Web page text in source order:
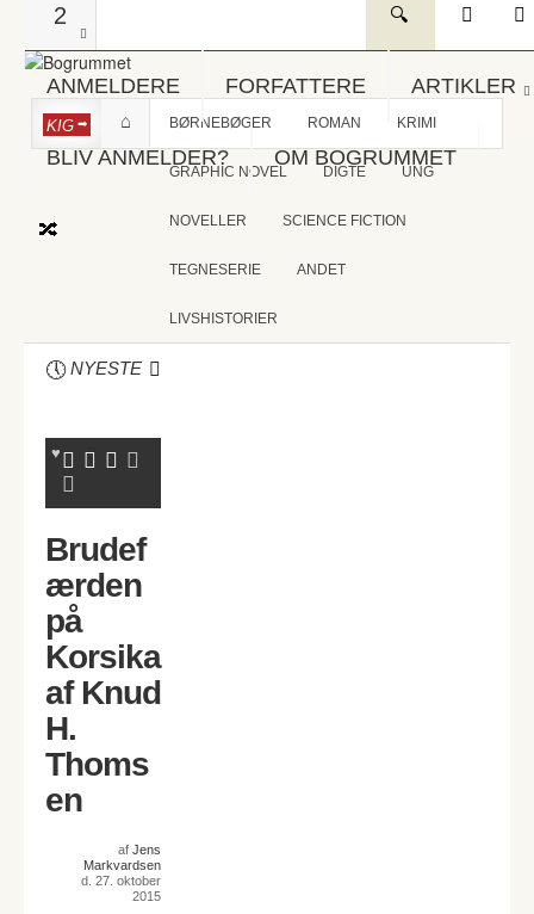
2
ANMELDERE FORFATTERE ARTIKLER
BLIV ANMELDER? OM BOGRUMMET
KIG BØRNEBØGER ROMAN KRIMI
GRAPHIC NOVEL DIGTE UNG
NOVELLER SCIENCE FICTION
TEGNESERIE ANDET
LIVSHISTORIER
NYESTE
Brudef
ærden
på
Korsika
af Knud
H.
Thoms
en
af Jens
Markvardsen
d. 27. oktober
2015